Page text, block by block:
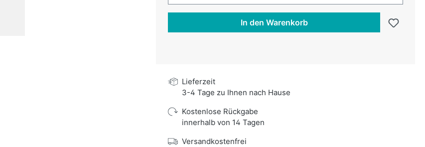
In den Warenkorb
Lieferzeit
3-4 Tage zu Ihnen nach Hause
Kostenlose Rückgabe
innerhalb von 14 Tagen
Versandkostenfrei